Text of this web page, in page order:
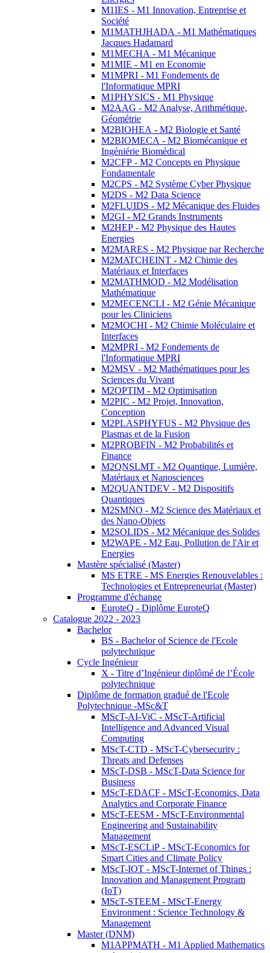
M1IES - M1 Innovation, Entreprise et
Société
M1MATHJHADA - M1 Mathématiques
Jacques Hadamard
M1MECHA - M1 Mécanique
M1MIE - M1 en Economie
M1MPRI - M1 Fondements de
l'Informatique MPRI
M1PHYSICS - M1 Physique
M2AAG - M2 Analyse, Arithmétique,
Géométrie
M2BIOHEA - M2 Biologie et Santé
M2BIOMECA - M2 Biomécanique et
Ingéniérie Biomédical
M2CFP - M2 Concepts en Physique
Fondamentale
M2CPS - M2 Système Cyber Physique
M2DS - M2 Data Science
M2FLUIDS - M2 Mécanique des Fluides
M2GI - M2 Grands Instruments
M2HEP - M2 Physique des Hautes
Energies
M2MARES - M2 Physique par Recherche
M2MATCHEINT - M2 Chimie des
Matériaux et Interfaces
M2MATHMOD - M2 Modélisation
Mathématique
M2MECENCLI - M2 Génie Mécanique
pour les Cliniciens
M2MOCHI - M2 Chimie Moléculaire et
Interfaces
M2MPRI - M2 Fondements de
l'Informatique MPRI
M2MSV - M2 Mathématiques pour les
Sciences du Vivant
M2OPTIM - M2 Optimisation
M2PIC - M2 Projet, Innovation,
Conception
M2PLASPHYFUS - M2 Physique des
Plasmas et de la Fusion
M2PROBFIN - M2 Probabilités et
Finance
M2QNSLMT - M2 Quantique, Lumière,
Matériaux et Nanosciences
M2QUANTDEV - M2 Dispositifs
Quantiques
M2SMNO - M2 Science des Matériaux et
des Nano-Objets
M2SOLIDS - M2 Mécanique des Solides
M2WAPE - M2 Eau, Pollution de l'Air et
Energies
Mastère spécialisé (Master)
MS ETRE - MS Energies Renouvelables :
Technologies et Entrepreneuriat (Master)
Programme d'échange
EuroteQ - Diplôme EuroteQ
Catalogue 2022 - 2023
Bachelor
BS - Bachelor of Science de l'Ecole
polytechnique
Cycle Ingénieur
X - Titre d’Ingénieur diplômé de l’École
polytechnique
Diplôme de formation gradué de l'Ecole
Polytechnique -MSc&T
MScT-AI-ViC - MScT-Artificial
Intelligence and Advanced Visual
Computing
MScT-CTD - MScT-Cybersecurity :
Threats and Defenses
MScT-DSB - MScT-Data Science for
Business
MScT-EDACF - MScT-Economics, Data
Analytics and Corporate Finance
MScT-EESM - MScT-Environmental
Engineering and Sustainability
Management
MScT-ESCLiP - MScT-Economics for
Smart Cities and Climate Policy
MScT-IOT - MScT-Internet of Things :
Innovation and Management Program
(IoT)
MScT-STEEM - MScT-Energy
Environment : Science Technology &
Management
Master (DNM)
M1APPMATH - M1 Applied Mathematics